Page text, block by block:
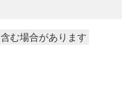
む場合があります